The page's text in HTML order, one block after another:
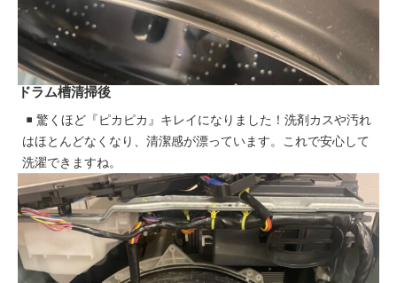
ドラム槽清掃後
驚くほど『ピカピカ』キレイになりました！洗剤カスや汚れ
はほとんどなくなり、清潔感が漂っています。これで安心して
洗濯できますね。